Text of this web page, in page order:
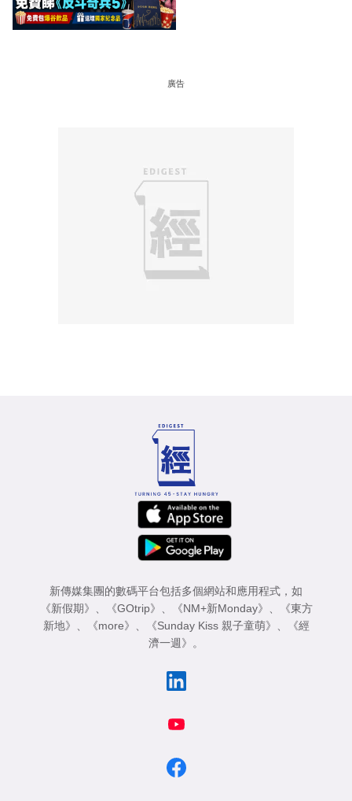
廣告
新傳媒集團的數碼平台包括多個網站和應用程式，如
《新假期》
《GOtrip》 《NM+新Monday》
《東方
新地》
《more》 《Sunday Kiss 親子童萌》
《經
濟一週》
。